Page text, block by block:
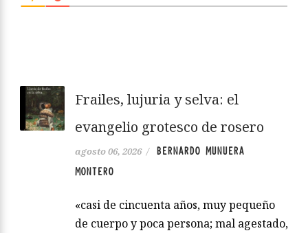
Frailes, lujuria y selva: el
evangelio grotesco de rosero
agosto 06, 2026 /
BERNARDO MUNUERA
MONTERO
«casi de cincuenta años, muy pequeño
de cuerpo y poca persona; mal agestado,